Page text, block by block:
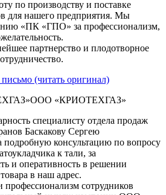
по производству и поставке
для нашего предприятия. Мы
«ПК «ГПО» за профессионализм,
партнерство и плодотворное
(читать оригинал)
ООО «КРИОТЕХГАЗ»
специалисту отдела продаж
Баскакову Сергею
подробную консультацию по вопросу
к тали, за
и оперативность в решении
в наш адрес.
профессионализм сотрудников